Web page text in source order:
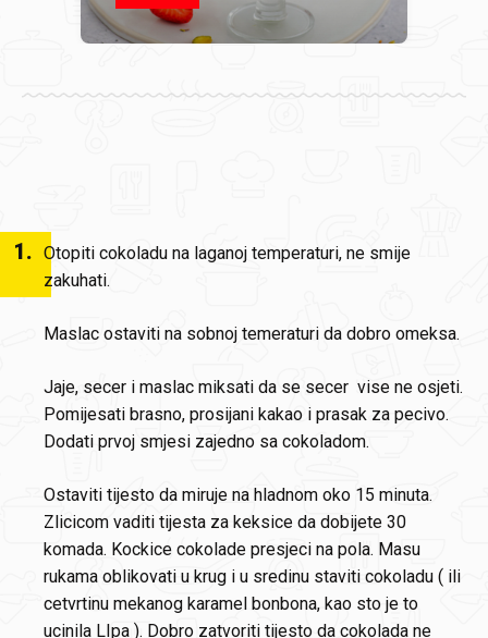
1. Otopiti cokoladu na laganoj temperaturi, ne smije
zakuhati.
Maslac ostaviti na sobnoj temeraturi da dobro omeksa.
Jaje, secer i maslac miksati da se secer vise ne osjeti.
Pomijesati brasno, prosijani kakao i prasak za pecivo.
Dodati prvoj smjesi zajedno sa cokoladom.
Ostaviti tijesto da miruje na hladnom oko 15 minuta.
Zlicicom vaditi tijesta za keksice da dobijete 30
komada. Kockice cokolade presjeci na pola. Masu
rukama oblikovati u krug i u sredinu staviti cokoladu ( ili
cetvrtinu mekanog karamel bonbona, kao sto je to
ucinila LIpa ). Dobro zatvoriti tijesto da cokolada ne